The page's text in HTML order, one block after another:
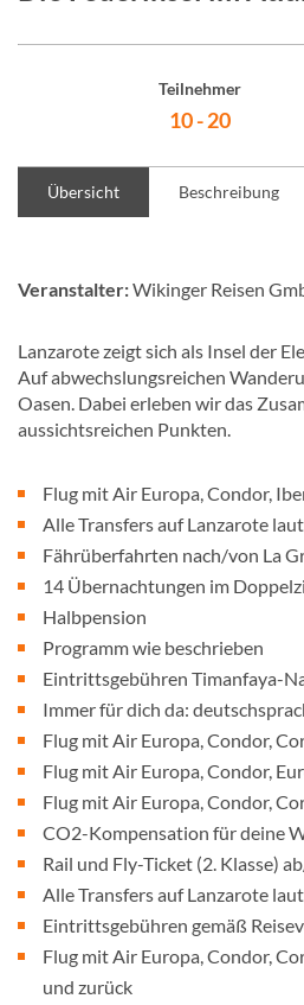
Teilnehmer
10 - 20
Übersicht Beschreibung
Veranstalter:Wikinger Reisen
Lanzarote zeigt sich als Insel der
Auf abwechslungsreichen
Oasen. Dabei erleben wir das
aussichtsreichen Punkten.
Flug mit Air Europa, Condor,
Alle Transfers auf Lanzarote
Fährüberfahrten nach/von La
14 Übernachtungen im
Halbpension
Programm wie beschrieben
Eintrittsgebühren Timanfaya-
Immer für dich da:
Flug mit Air Europa, Condor,
Flug mit Air Europa, Condor,
Flug mit Air Europa, Condor,
CO2-Kompensation für deine
Rail und Fly-Ticket (2. Klasse)
Alle Transfers auf Lanzarote
Eintrittsgebühren gemäß
Flug mit Air Europa, Condor,
und zurück